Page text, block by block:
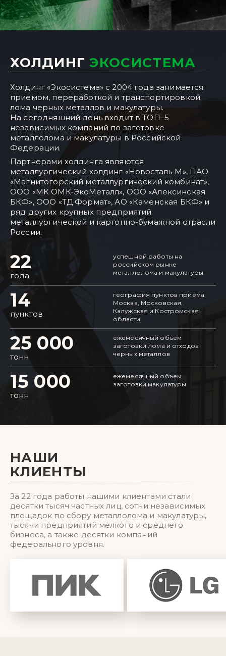
ПРИЁМ
ВЫВОЗ
ХОЛДИНГЭКОСИСТЕМА
Холдинг «Экосистема» с 2004 года занимается
приемом, переработкой и транспортировкой
лома черных металлов и макулатуры.
На сегодняшний день входит в ТОП–5
независимых компаний по заготовке
металлолома и макулатуры в Российской
Федерации.
Партнерами холдинга являются
металлургический холдинг «Новосталь‑М», ПАО
«Магнитогорский металлургический комбинат»,
ООО «МК ОМК‑ЭкоМеталл», ООО «Алексинская
БКФ», ООО «ТД Формат», АО «Каменская БКФ» и
ряд других крупных предприятий
металлургической и картонно-бумажной отрасли
России.
22
года
успешной работы на
российском рынке
металлолома и макулатуры
14
пунктов
география пунктов приема:
Москва, Московская,
Калужская и Костромская
области
25 000
тонн
ежемесячный объем
заготовки лома и отходов
черных металлов
15 000
тонн
ежемесячный объем
заготовки макулатуры
НАШИ
КЛИЕНТЫ
За 22 года работы нашими клиентами стали
десятки тысяч частных лиц, сотни независимых
площадок по сбору металлолома и макулатуры,
тысячи предприятий мелкого и среднего
бизнеса, а также десятки компаний
федерального уровня.